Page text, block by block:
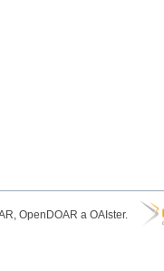
OpenDOAR a OAIster.